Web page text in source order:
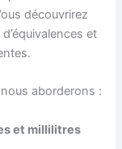
découvrirez
et
aborderons :
et millilitres